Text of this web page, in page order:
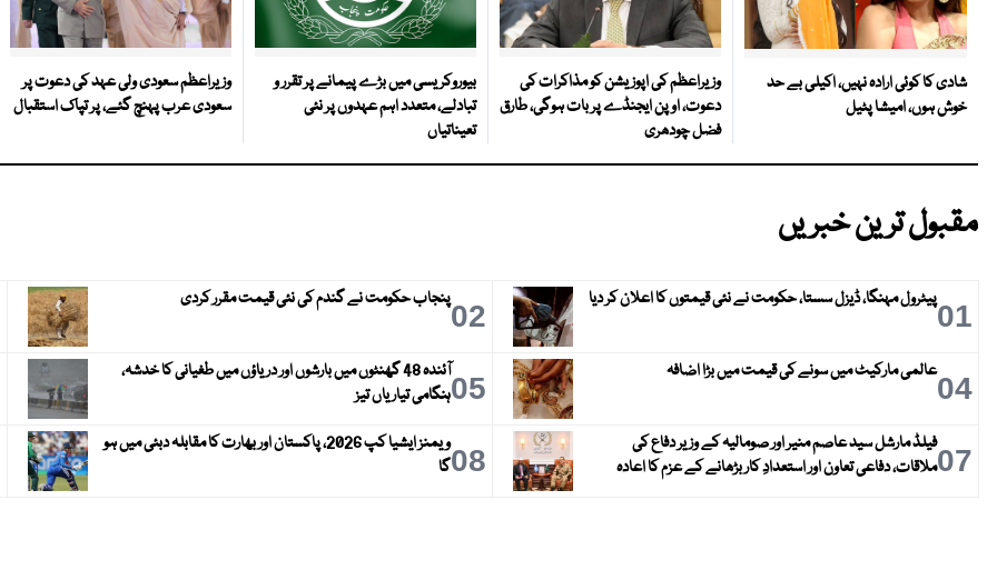
شادی کا کوئی ارادہ نہیں، اکیلی بے حد
خوش ہوں، امیشا پٹیل
وزیراعظم کی اپوزیشن کو مذاکرات کی
دعوت، اوپن ایجنڈے پر بات ہوگی، طارق
فضل چودھری
بیوروکریسی میں بڑے پیمانے پر تقرر و
تبادلے، متعدد اہم عہدوں پر نئی
تعیناتیاں
وزیراعظم سعودی ولی عہد کی دعوت پر
سعودی عرب پہنچ گئے، پر تپاک استقبال
مقبول ترین خبریں
01پیٹرول مہنگا، ڈیزل سستا، حکومت نے نئی قیمتوں کا اعلان کر دیا 02پنجاب حکومت نے گندم کی نئی قیمت مقرر کردی
04عالمی مارکیٹ میں سونے کی قیمت میں بڑا اضافہ 05
آئندہ 48 گھنٹوں میں بارشوں اور دریاؤں میں طغیانی کا خدشہ،
ہنگامی تیاریاں تیز
07فیلڈ مارشل سید عاصم منیر اور صومالیہ کے وزیر دفاع کی
ملاقات، دفاعی تعاون اور استعدادِ کار بڑھانے کے عزم کا اعادہ
08
ویمنز ایشیا کپ 2026، پاکستان اور بھارت کا مقابلہ دبئی میں ہو
گا